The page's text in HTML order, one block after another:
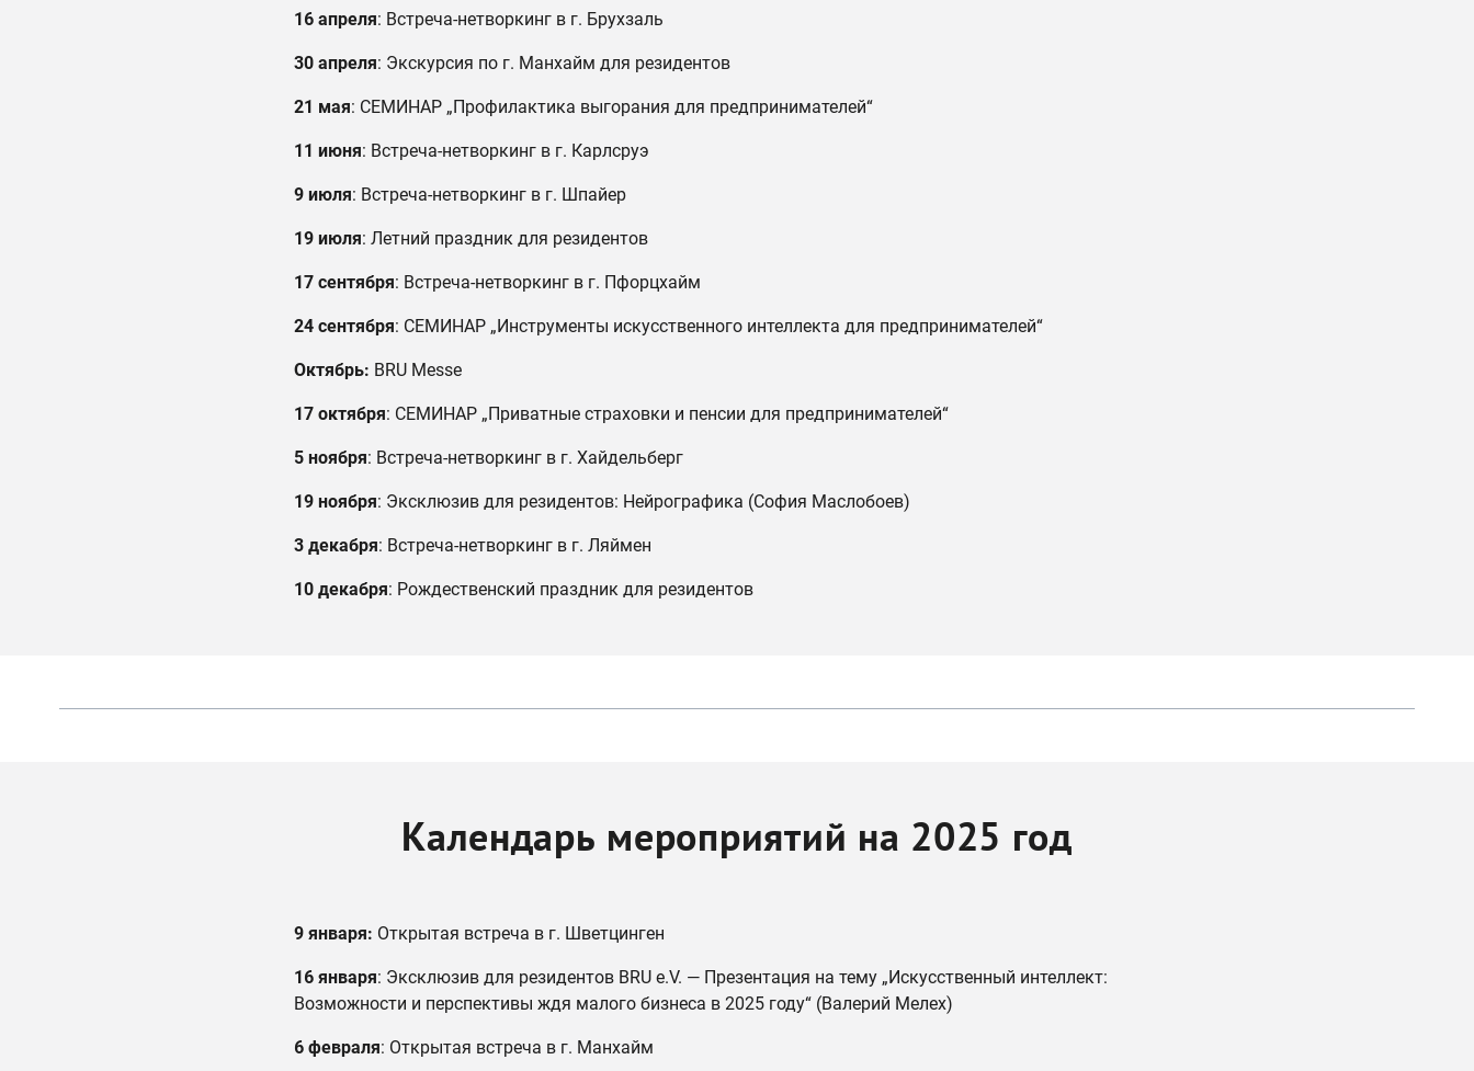
16 апреля: Встреча-нетворкинг в г. Брухзаль
30 апреля: Экскурсия по г. Манхайм для резидентов
21 мая: СЕМИНАР „Профилактика выгорания для предпринимателей“
11 июня: Встреча-нетворкинг в г. Карлсруэ
9 июля: Встреча-нетворкинг в г. Шпайер
19 июля: Летний праздник для резидентов
17 сентября: Встреча-нетворкинг в г. Пфорцхайм
24 сентября: СЕМИНАР „Инструменты искусственного интеллекта для предпринимателей“
Октябрь: BRU Messe
17 октября: СЕМИНАР „Приватные страховки и пенсии для предпринимателей“
5 ноября: Встреча-нетворкинг в г. Хайдельберг
19 ноября: Эксклюзив для резидентов: Нейрографика (София Маслобоев)
3 декабря: Встреча-нетворкинг в г. Ляймен
10 декабря: Рождественский праздник для резидентов
Календарь мероприятий на 2025 год
9 января: Открытая встреча в г. Шветцинген
16 января: Эксклюзив для резидентов BRU e.V. — Презентация на тему „Искусственный интеллект:
Возможности и перспективы ждя малого бизнеса в 2025 году“ (Валерий Мелех)
6 февраля: Открытая встреча в г. Манхайм